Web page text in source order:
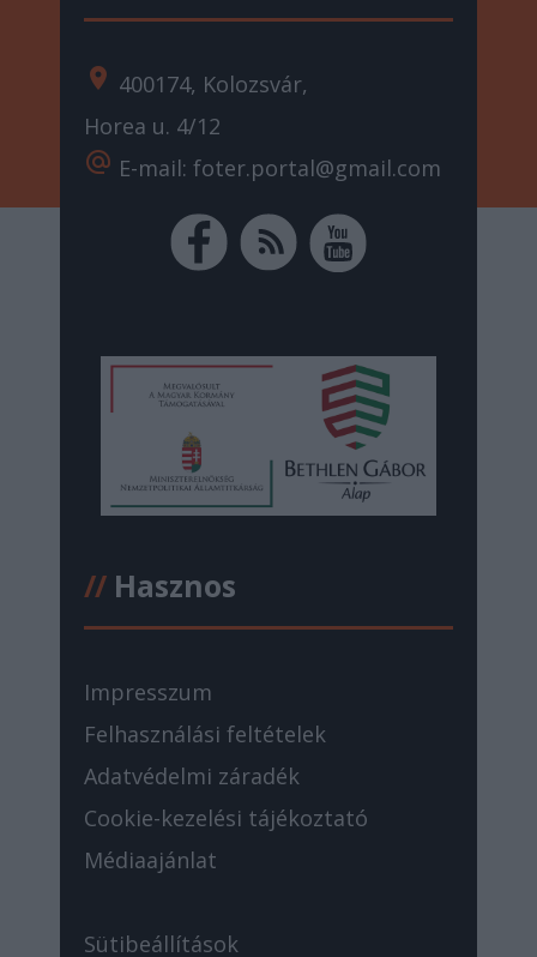
location_on 400174, Kolozsvár,
Horea u. 4/12
alternate_email E-mail: foter.portal@gmail.com
//Hasznos
Impresszum
Felhasználási feltételek
Adatvédelmi záradék
Cookie-kezelési tájékoztató
Médiaajánlat
Sütibeállítások